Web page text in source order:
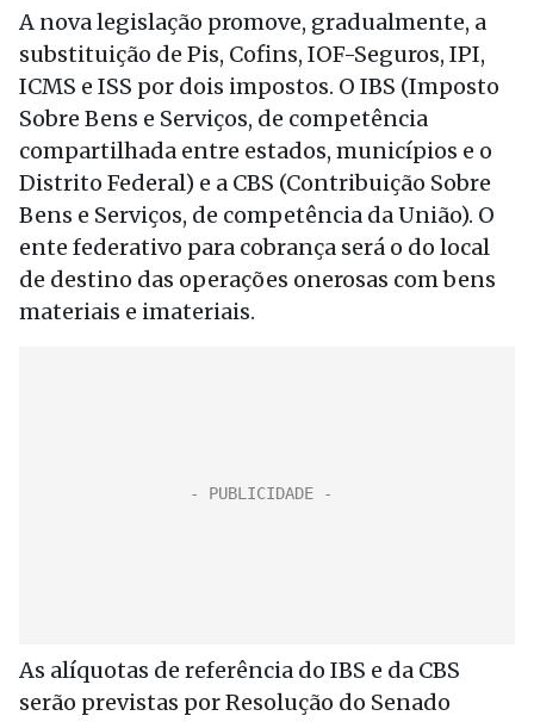
A nova legislação promove, gradualmente, a
substituição de Pis, Cofins, IOF-Seguros, IPI,
ICMS e ISS por dois impostos. O IBS (Imposto
Sobre Bens e Serviços, de competência
compartilhada entre estados, municípios e o
Distrito Federal) e a CBS (Contribuição Sobre
Bens e Serviços, de competência da União). O
ente federativo para cobrança será o do local
de destino das operações onerosas com bens
materiais e imateriais.
As alíquotas de referência do IBS e da CBS
serão previstas por Resolução do Senado